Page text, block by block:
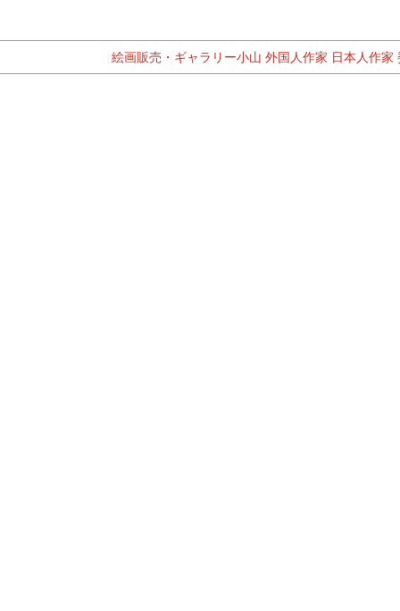
絵画販売・ギャラリー小山 外国人作家 日本人作家